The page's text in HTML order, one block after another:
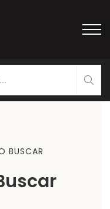
BUSCAR